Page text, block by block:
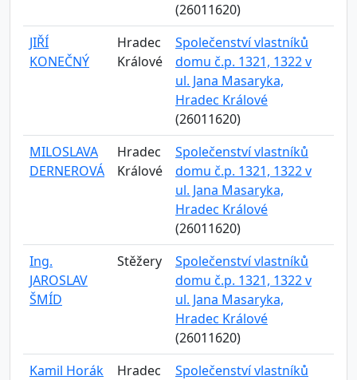
(26011620)
JIŘÍ
KONEČNÝ
Hradec
Králové
Společenství vlastníků
domu č.p. 1321, 1322 v
ul. Jana Masaryka,
Hradec Králové
(26011620)
MILOSLAVA
DERNEROVÁ
Hradec
Králové
Společenství vlastníků
domu č.p. 1321, 1322 v
ul. Jana Masaryka,
Hradec Králové
(26011620)
Ing.
JAROSLAV
ŠMÍD
Stěžery
Společenství vlastníků
domu č.p. 1321, 1322 v
ul. Jana Masaryka,
Hradec Králové
(26011620)
Kamil Horák
Hradec
Společenství vlastníků